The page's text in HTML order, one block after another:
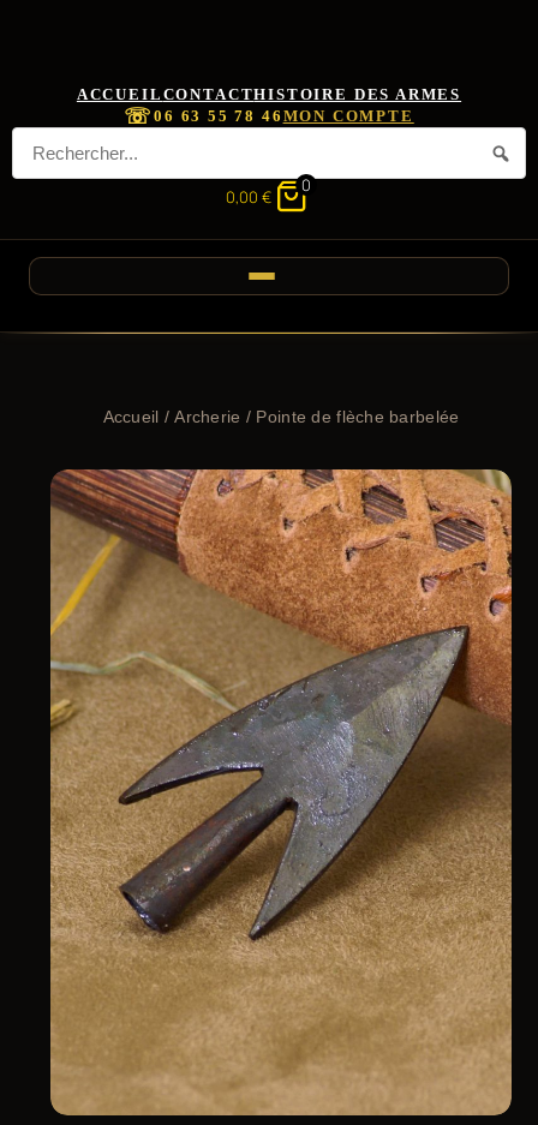
ACCUEIL CONTACTHISTOIRE DES ARMES
☏06 63 55 78 46 MON COMPTE
0,00 €
0
Accueil /Archerie / Pointe de flèche barbelée